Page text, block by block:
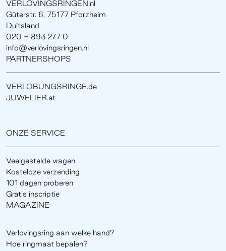
VERLOVINGSRINGEN.nl
Güterstr. 6, 75177 Pforzheim
Duitsland
020 - 893 277 0
info@verlovingsringen.nl
PARTNERSHOPS
VERLOBUNGSRINGE.de
JUWELIER.at
ONZE SERVICE
Veelgestelde vragen
Kosteloze verzending
101 dagen proberen
Gratis inscriptie
MAGAZINE
Verlovingsring aan welke hand?
Hoe ringmaat bepalen?